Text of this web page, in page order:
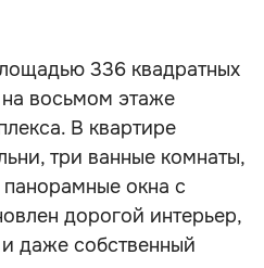
336 квадратных
восьмом этаже
В квартире
три ванные комнаты,
панорамные окна с
дорогой интерьер,
даже собственный